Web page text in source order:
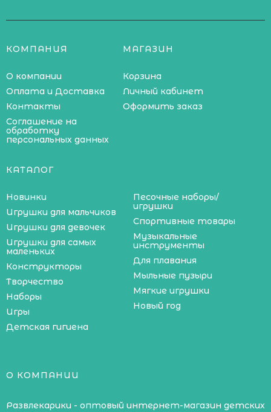
КОМПАНИЯ
О компании
Оплата и Доставка
Контакты
Соглашение на
обработку
персональных данных
МАГАЗИН
Корзина
Личный кабинет
Оформить заказ
КАТАЛОГ
Новинки
Игрушки для мальчиков
Игрушки для девочек
Игрушки для самых
маленьких
Конструкторы
Творчество
Наборы
Игры
Детская гигиена
Песочные наборы/
игрушки
Спортивные товары
Музыкальные
инструменты
Для плавания
Мыльные пузыри
Мягкие игрушки
Новый год
О КОМПАНИИ
Развлекарики - оптовый интернет-магазин детских